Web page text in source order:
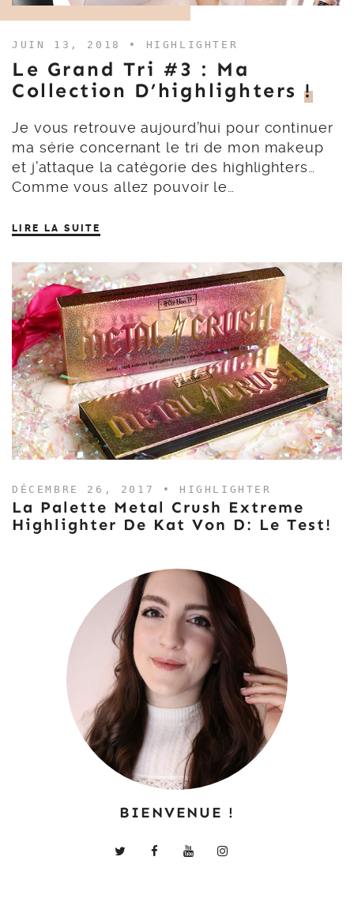
JUIN 13, 2018 • HIGHLIGHTER
Le Grand Tri #3 : Ma
Collection D’highlighters !
Je vous retrouve aujourd’hui pour continuer
ma série concernant le tri de mon makeup
et j’attaque la catégorie des highlighters…
Comme vous allez pouvoir le…
LIRE LA SUITE
DÉCEMBRE 26, 2017 • HIGHLIGHTER
La Palette Metal Crush Extreme
Highlighter De Kat Von D: Le Test!
BIENVENUE !